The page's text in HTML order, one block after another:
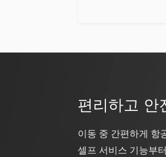
편리하고 안
이동 중 간편하게 항
셀프 서비스 기능부